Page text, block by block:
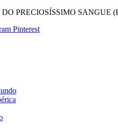
PRECIOSÍSSIMO SANGUE
Pinterest